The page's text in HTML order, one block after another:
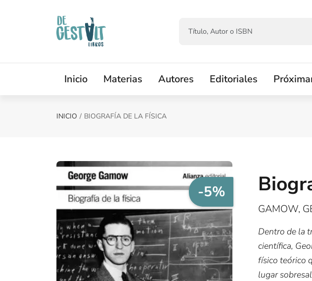
Inicio Materias Autores Editoriales
INICIO BIOGRAFÍA DE LA FÍSICA
-5%
GAMOW,
Dentro de la
científica,
físico teórico
lugar